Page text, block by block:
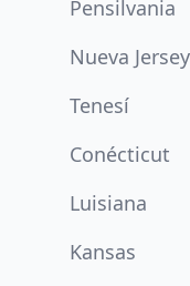
Pensilvania
Nueva Jersey
Tenesí
Conécticut
Luisiana
Kansas